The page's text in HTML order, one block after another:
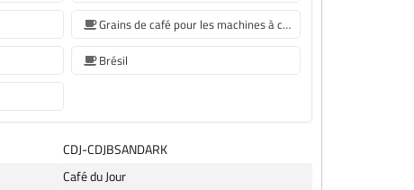
Grains de café pour les machines à café Sage
Brésil
CDJ-CDJBSANDARK
Café du Jour